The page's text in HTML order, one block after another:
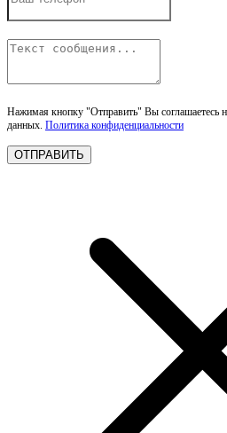
Нажимая кнопку "Отправить" Вы соглашаетесь
данных. Политика конфиденциальности